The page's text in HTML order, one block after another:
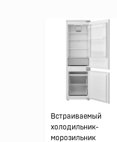
Встраиваемый
холодильник-
морозильник